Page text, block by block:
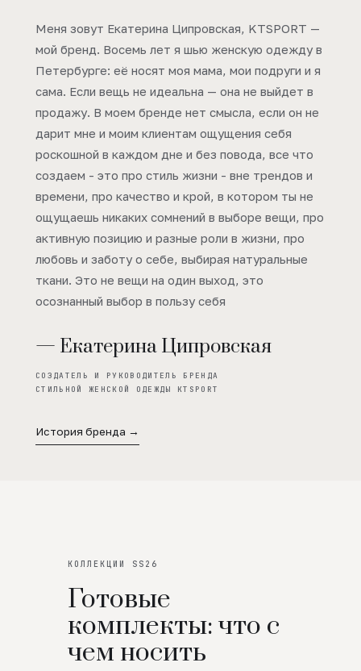
Меня зовут Екатерина Ципровская, KTSPORT —
мой бренд. Восемь лет я шью женскую одежду в
Петербурге: её носят моя мама, мои подруги и я
сама. Если вещь не идеальна — она не выйдет в
продажу. В моем бренде нет смысла, если он не
дарит мне и моим клиентам ощущения себя
роскошной в каждом дне и без повода, все что
создаем - это про стиль жизни - вне трендов и
времени, про качество и крой, в котором ты не
ощущаешь никаких сомнений в выборе вещи, про
активную позицию и разные роли в жизни, про
любовь и заботу о себе, выбирая натуральные
ткани. Это не вещи на один выход, это
осознанный выбор в пользу себя
— Екатерина Ципровская
СОЗДАТЕЛЬ И РУКОВОДИТЕЛЬ БРЕНДА
СТИЛЬНОЙ ЖЕНСКОЙ ОДЕЖДЫ KTSPORT
История бренда →
КОЛЛЕКЦИИ SS26
Готовые
комплекты: что с
чем носить